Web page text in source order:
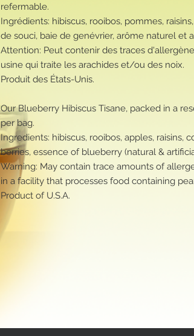
refermable.
Ingrédients: hibiscus, rooibos, pommes,
de souci, baie de genévrier, arôme naturel et
Attention: Peut contenir des traces
usine qui traite les arachides et/ou des noix.
Produit des États-Unis.
Our Blueberry Hibiscus Tisane, packed in a
per bag.
Ingredients: hibiscus, rooibos, apples, raisins,
berries, essence of blueberry (natural &
Warning: May contain trace amounts of
in a facility that processes food containing
Product of U.S.A.